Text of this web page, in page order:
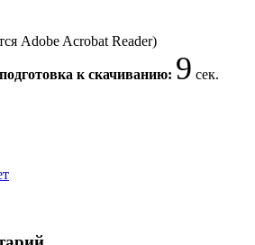
Adobe Acrobat Reader)
к скачиванию: 9 сек.